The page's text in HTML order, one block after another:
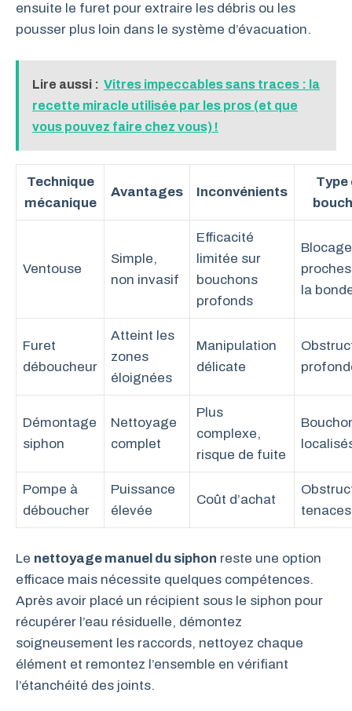
ensuite le furet pour extraire les débris ou les
pousser plus loin dans le système d’évacuation.
Lire aussi : Vitres impeccables sans traces : la
recette miracle utilisée par les pros (et que
vous pouvez faire chez vous) !
Technique
mécanique
Avantages Inconvénients
Type
Ventouse
Simple,
non invasif
Efficacité
limitée sur
bouchons
profonds
la
Furet
déboucheur
Atteint les
zones
éloignées
Manipulation
délicate
Démontage
siphon
Nettoyage
complet
Plus
complexe,
risque de fuite
Pompe à
déboucher
Puissance
élevée
Coût d’achat
tenaces
Le nettoyage manuel du siphon reste une option
efficace mais nécessite quelques compétences.
Après avoir placé un récipient sous le siphon pour
récupérer l’eau résiduelle, démontez
soigneusement les raccords, nettoyez chaque
élément et remontez l’ensemble en vérifiant
l’étanchéité des joints.